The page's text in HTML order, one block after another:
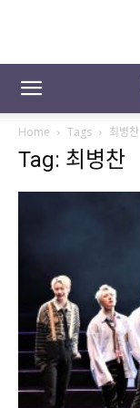
Home Tags 최병찬
Tag: 최병찬